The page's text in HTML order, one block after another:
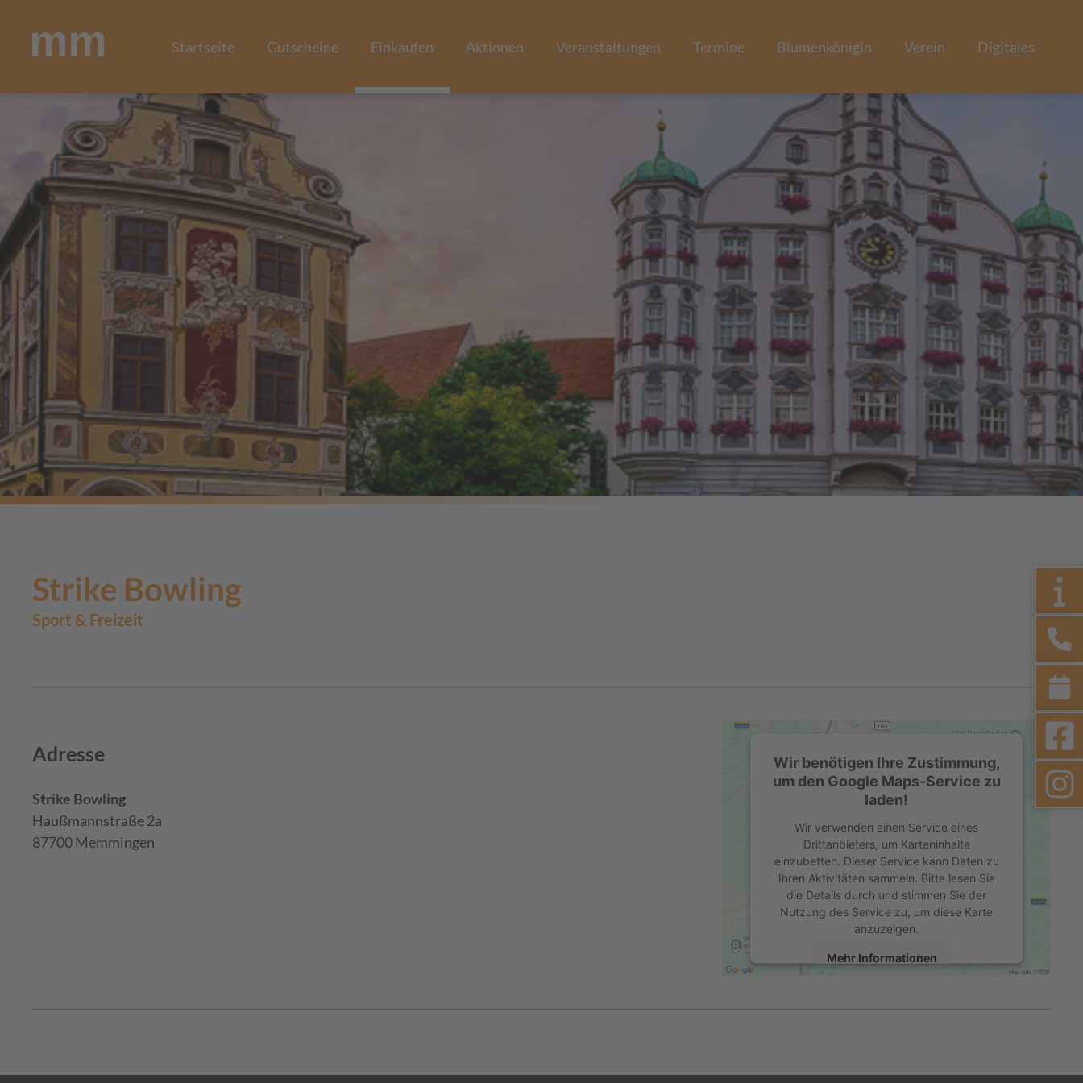
Startseite Gutscheine Einkaufen Aktionen Veranstaltungen Termine Blumenkönigin Verein Digitales
Strike Bowling
Sport & Freizeit
Adresse
Strike Bowling
Haußmannstraße 2a
87700 Memmingen
Wir benötigen Ihre Zustimmung,
um den Google Maps-Service zu
laden!
Wir verwenden einen Service eines
Drittanbieters, um Karteninhalte
einzubetten. Dieser Service kann Daten zu
Ihren Aktivitäten sammeln. Bitte lesen Sie
die Details durch und stimmen Sie der
Nutzung des Service zu, um diese Karte
anzuzeigen.
Mehr Informationen